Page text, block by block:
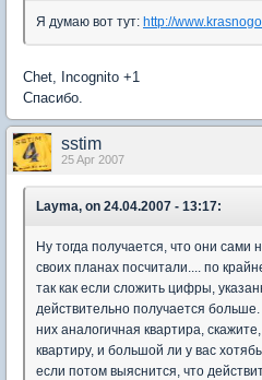
Я думаю вот тут: http://
Chet, Incognito +1
Спасибо.
sstim
25 Apr 2007
Layma, on 24.04.2007 - 13:17:
Ну тогда получается, что они сами
своих планах посчитали.... по
так как если сложить цифры,
действительно получается
них аналогичная квартира,
квартиру, и большой ли у вас
если потом выяснится, что